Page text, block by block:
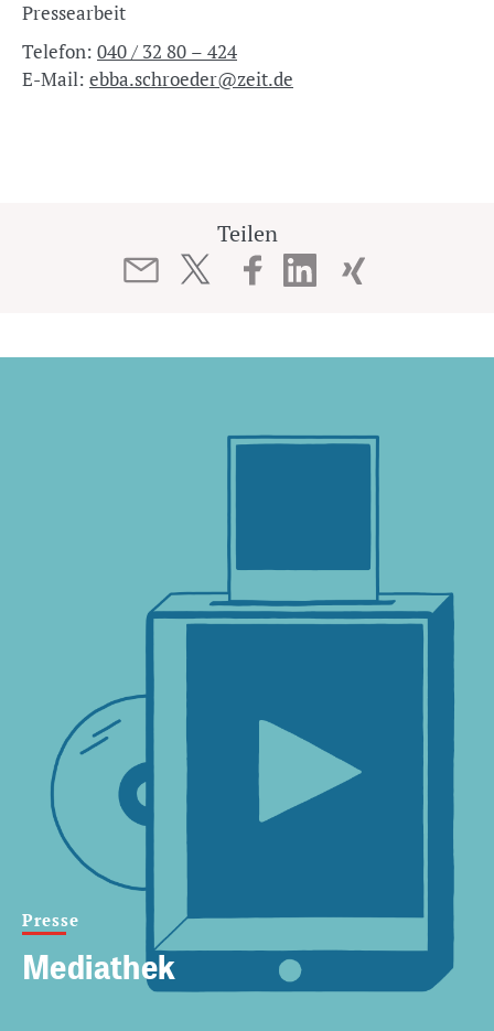
Pressearbeit
Telefon: 040 / 32 80 – 424
E-Mail: ebba.schroeder@zeit.de
Teilen
Presse
Mediathek